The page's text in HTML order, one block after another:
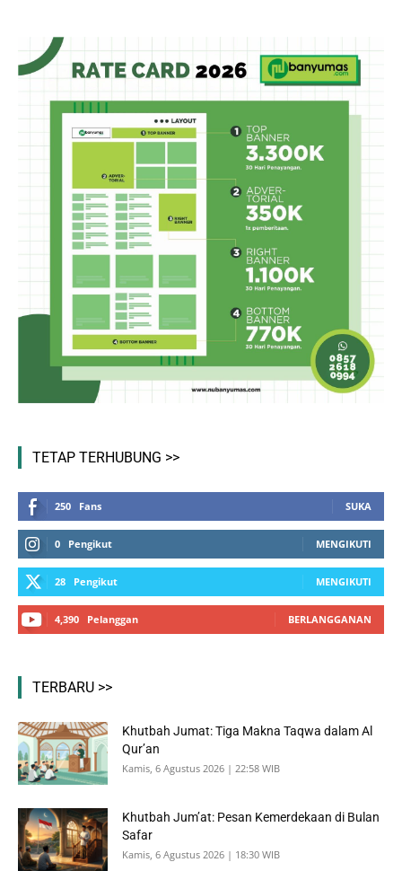
TETAP TERHUBUNG >>
250 Fans SUKA
0 Pengikut MENGIKUTI
28 Pengikut MENGIKUTI
4,390 Pelanggan BERLANGGANAN
TERBARU >>
Khutbah Jumat: Tiga Makna Taqwa dalam Al
Qur’an
Kamis, 6 Agustus 2026 | 22:58 WIB
Khutbah Jum’at: Pesan Kemerdekaan di Bulan
Safar
Kamis, 6 Agustus 2026 | 18:30 WIB